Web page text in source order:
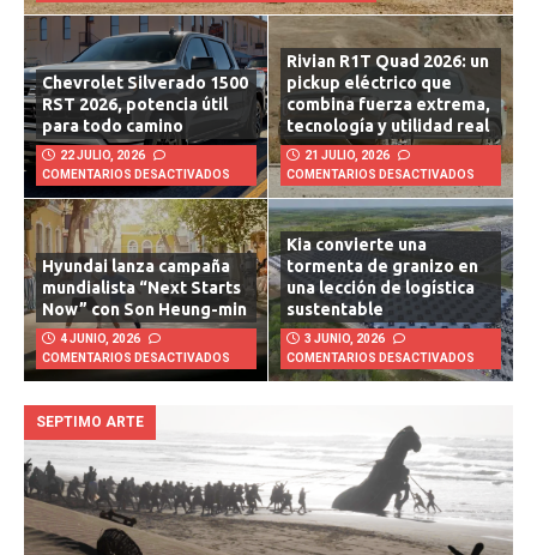
Chevrolet Silverado 1500
RST 2026, potencia útil
para todo camino
22 JULIO, 2026
COMENTARIOS DESACTIVADOS
Rivian R1T Quad 2026: un
pickup eléctrico que
combina fuerza extrema,
tecnología y utilidad real
21 JULIO, 2026
COMENTARIOS DESACTIVADOS
Hyundai lanza campaña
mundialista “Next Starts
Now” con Son Heung-min
4 JUNIO, 2026
COMENTARIOS DESACTIVADOS
Kia convierte una
tormenta de granizo en
una lección de logística
sustentable
3 JUNIO, 2026
COMENTARIOS DESACTIVADOS
SEPTIMO ARTE